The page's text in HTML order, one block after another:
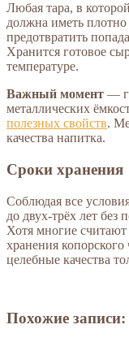
Любая тара, в
должна иметь
предотвратить
Хранится готовое
температуре.
Важный момент —
металлических
полезных свойств.
качества напитка.
Сроки хранения
Соблюдая все
до двух-трёх лет без
Хотя многие
хранения
целебные качества
Похожие записи: